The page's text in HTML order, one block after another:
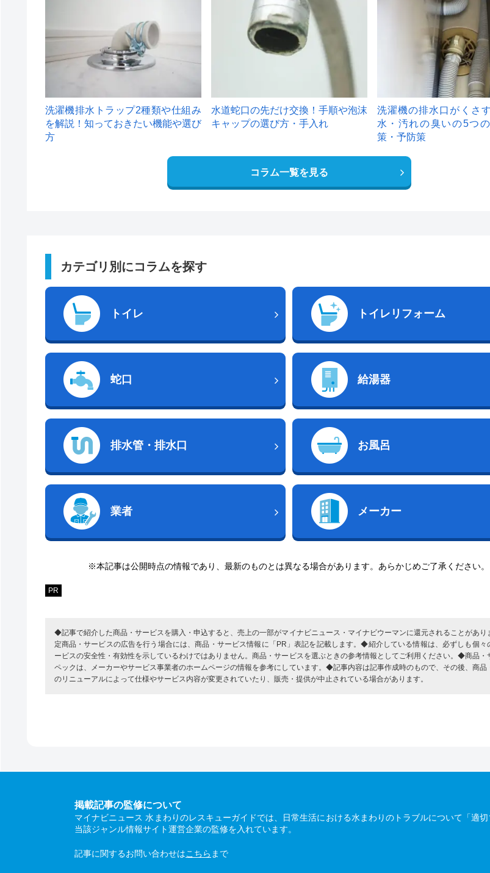
洗濯機排水トラップ2種類や仕組み
を解説！知っておきたい機能や選び
方
水道蛇口の先だけ交換！手順や泡沫
キャップの選び方・手入れ
洗濯機の排水口がくさ
水・汚れの臭いの5つ
策・予防策
コラム一覧を見る
カテゴリ別にコラムを探す
トイレ トイレリフォーム
蛇口 給湯器
排水管・排水口 お風呂
業者 メーカー
※本記事は公開時点の情報であり、最新のものとは異なる場合があります。あらかじめご了承ください。
PR
◆記事で紹介した商品・サービスを購入・申込すると、売上の一部がマイナビニュース・マイナビウーマンに還元されることがあ
定商品・サービスの広告を行う場合には、商品・サービス情報に「PR」表記を記載します。◆紹介している情報は、必ずしも個々
ービスの安全性・有効性を示しているわけではありません。商品・サービスを選ぶときの参考情報としてご利用ください。◆商品・
ペックは、メーカーやサービス事業者のホームページの情報を参考にしています。◆記事内容は記事作成時のもので、その後、商品
のリニューアルによって仕様やサービス内容が変更されていたり、販売・提供が中止されている場合があります。
掲載記事の監修について
マイナビニュース 水まわりのレスキューガイドでは、日常生活における水まわりのトラブルについて「適
当該ジャンル情報サイト運営企業の監修を入れています。
記事に関するお問い合わせはこちら まで